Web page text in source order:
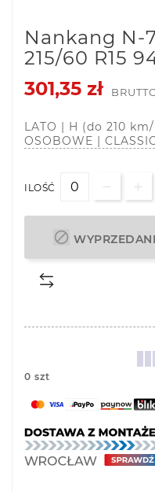
Nankang N-
215/60 R15
301,35 zł
LATO | H (do 210
OSOBOWE |
ILOŚĆ

0 szt